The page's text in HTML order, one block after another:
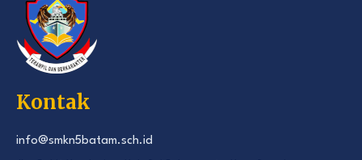
Kontak
info@smkn5batam.sch.id